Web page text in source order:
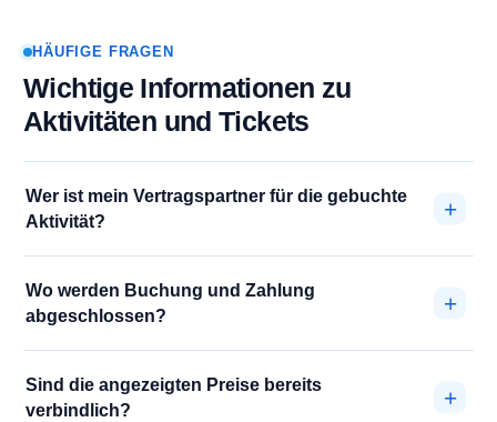
HÄUFIGE FRAGEN
Wichtige Informationen zu
Aktivitäten und Tickets
Wer ist mein Vertragspartner für die gebuchte
Aktivität?
Wo werden Buchung und Zahlung
abgeschlossen?
Sind die angezeigten Preise bereits
verbindlich?